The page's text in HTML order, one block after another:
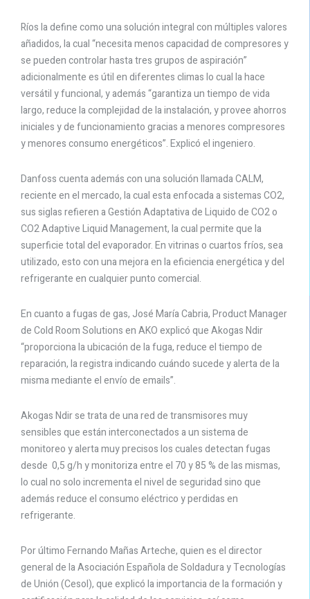
Ríos la define como una solución integral con múltiples valores
añadidos, la cual “necesita menos capacidad de compresores y
se pueden controlar hasta tres grupos de aspiración”
adicionalmente es útil en diferentes climas lo cual la hace
versátil y funcional, y además “garantiza un tiempo de vida
largo, reduce la complejidad de la instalación, y provee ahorros
iniciales y de funcionamiento gracias a menores compresores
y menores consumo energéticos”. Explicó el ingeniero.
Danfoss cuenta además con una solución llamada CALM,
reciente en el mercado, la cual esta enfocada a sistemas CO2,
sus siglas refieren a Gestión Adaptativa de Liquido de CO2 o
CO2 Adaptive Liquid Management, la cual permite que la
superficie total del evaporador. En vitrinas o cuartos fríos, sea
utilizado, esto con una mejora en la eficiencia energética y del
refrigerante en cualquier punto comercial.
En cuanto a fugas de gas, José María Cabria, Product Manager
de Cold Room Solutions en AKO explicó que Akogas Ndir
“proporciona la ubicación de la fuga, reduce el tiempo de
reparación, la registra indicando cuándo sucede y alerta de la
misma mediante el envío de emails”.
Akogas Ndir se trata de una red de transmisores muy
sensibles que están interconectados a un sistema de
monitoreo y alerta muy precisos los cuales detectan fugas
desde 0,5 g/h y monitoriza entre el 70 y 85 % de las mismas,
lo cual no solo incrementa el nivel de seguridad sino que
además reduce el consumo eléctrico y perdidas en
refrigerante.
Por último Fernando Mañas Arteche, quien es el director
general de la Asociación Española de Soldadura y Tecnologías
de Unión (Cesol), que explicó la importancia de la formación y